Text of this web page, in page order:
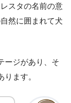
スタの名前の意
然に囲まれて犬
ージがあり、そ
ます。